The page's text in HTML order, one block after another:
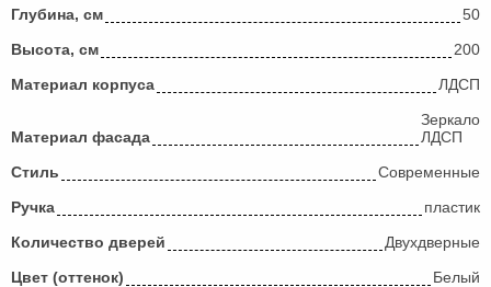
Глубина, см
50
Высота, см
200
Материал корпуса
ЛДСП
Материал фасада
Зеркало
ЛДСП
Стиль
Современные
Ручка
пластик
Количество дверей
Двухдверные
Цвет (оттенок)
Белый